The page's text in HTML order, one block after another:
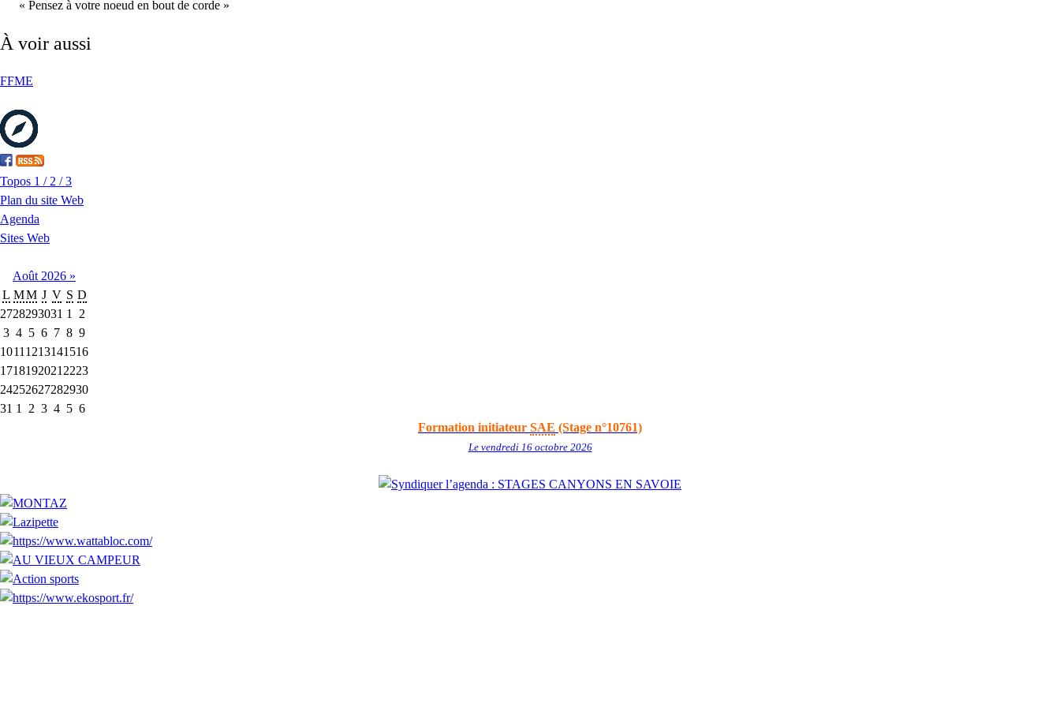
« Pensez à votre noeud en bout de corde »
À voir aussi
FFME
Topos 1 / 2 / 3
Plan du site Web
Agenda
Sites Web
Août 2026 »
L MM J V S D
2728293031 1
2
3 4 5 6 7 8 9
1011 1213141516
1718192021 2223
24252627282930
31 1 2 3 4 5 6
Formation initiateur SAE (Stage n°10761)
Le vendredi 16 octobre 2026